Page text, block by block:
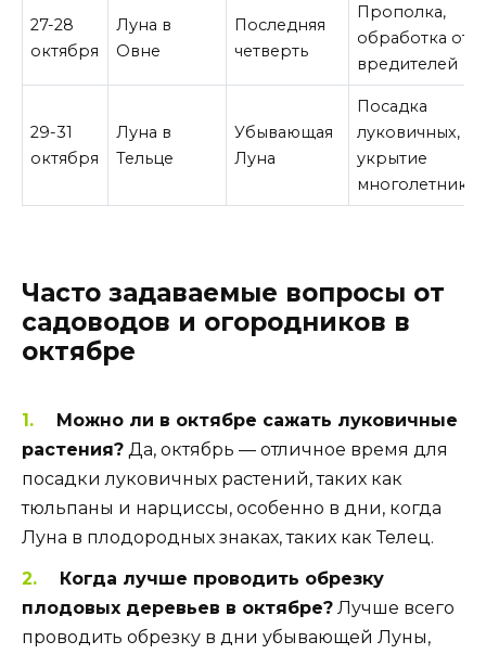
27-28
октября
Луна в
Овне
Последняя
четверть
Прополка,
обработка от
вредителей
29-31
октября
Луна в
Тельце
Убывающая
Луна
Посадка
луковичных,
укрытие
Часто задаваемые вопросы от
садоводов и огородников в
октябре
Можно ли в октябре сажать луковичные
растения? Да, октябрь — отличное время для
посадки луковичных растений, таких как
тюльпаны и нарциссы, особенно в дни, когда
Луна в плодородных знаках, таких как Телец.
Когда лучше проводить обрезку
плодовых деревьев в октябре? Лучше всего
проводить обрезку в дни убывающей Луны,